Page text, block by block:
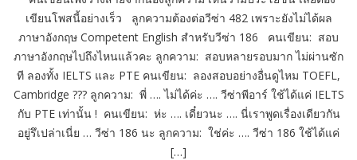
เขียนโพสนี้อย่างเร็ว ลูกความต้องต่อวีซ่า 482 เพราะยังไม่ได้ผล
ภาษาอังกฤษ Competent English สำหรับวีซ่า 186 คนเขียน: สอบ
ภาษาอังกฤษไปถึงไหนแล้วคะ ลูกความ: สอบหลายรอบมาก ไม่ผ่านซัก
ที ลองทั้ง IELTS และ PTE คนเขียน: ลองสอบอย่างอื่นดูไหม TOEFL,
Cambridge ??? ลูกความ: พี่ …. ไม่ได้ค่ะ …. วีซ่าพีอาร์ ใช้ได้แค่ IELTS
กับ PTE เท่านั้น ! คนเขียน: ห่ะ …. เดี๋ยวนะ …. นี่เราพูดเรื่องเดียวกัน
อยู่รึเปล่าเนี่ย … วีซ่า 186 นะ ลูกความ: ใช่ค่ะ …. วีซ่า 186 ใช้ได้แค่
[…]